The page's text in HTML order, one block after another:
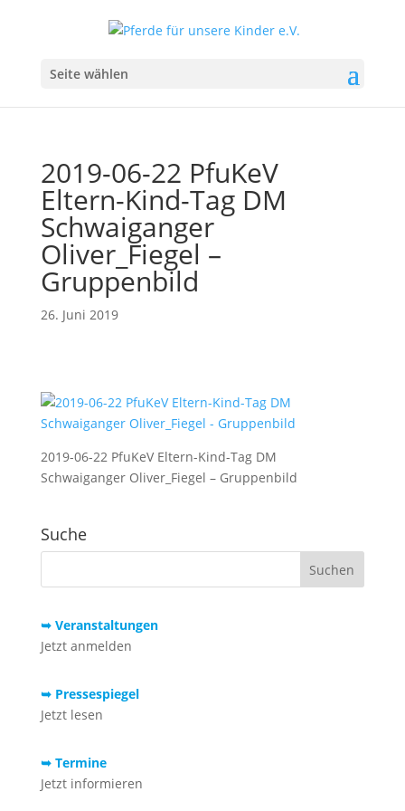
Seite wählen
2019-06-22 PfuKeV
Eltern-Kind-Tag DM
Schwaiganger
Oliver_Fiegel –
Gruppenbild
26. Juni 2019
2019-06-22 PfuKeV Eltern-Kind-Tag DM
Schwaiganger Oliver_Fiegel – Gruppenbild
Suche
➥ Veranstaltungen
Jetzt anmelden
➥ Pressespiegel
Jetzt lesen
➥ Termine
Jetzt informieren